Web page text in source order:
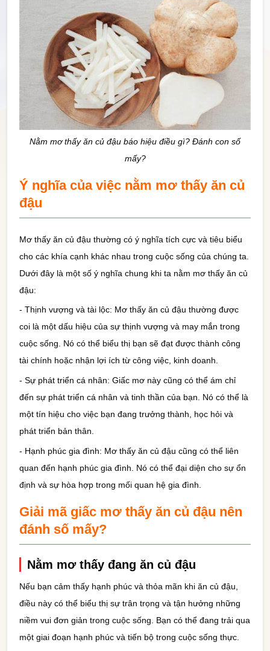
Nằm mơ thấy ăn củ đậu báo hiệu điều gì? Đánh con số
mấy?
Ý nghĩa của việc nằm mơ thấy ăn củ
đậu
Mơ thấy ăn củ đậu thường có ý nghĩa tích cực và tiêu biểu
cho các khía cạnh khác nhau trong cuộc sống của chúng ta.
Dưới đây là một số ý nghĩa chung khi ta nằm mơ thấy ăn củ
đậu:
- Thịnh vượng và tài lộc: Mơ thấy ăn củ đậu thường được
coi là một dấu hiệu của sự thịnh vượng và may mắn trong
cuộc sống. Nó có thể biểu thị bạn sẽ đạt được thành công
tài chính hoặc nhận lợi ích từ công việc, kinh doanh.
- Sự phát triển cá nhân: Giấc mơ này cũng có thể ám chỉ
đến sự phát triển cá nhân và tinh thần của bạn. Nó có thể là
một tín hiệu cho việc bạn đang trưởng thành, học hỏi và
phát triển bản thân.
- Hạnh phúc gia đình: Mơ thấy ăn củ đậu cũng có thể liên
quan đến hạnh phúc gia đình. Nó có thể đại diện cho sự ổn
định và sự hòa hợp trong mối quan hệ gia đình.
Giải mã giấc mơ thấy ăn củ đậu nên
đánh số mấy?
Nằm mơ thấy đang ăn củ đậu
Nếu bạn cảm thấy hạnh phúc và thỏa mãn khi ăn củ đậu,
điều này có thể biểu thị sự trân trọng và tận hưởng những
niềm vui đơn giản trong cuộc sống. Bạn có thể đang trải qua
một giai đoạn hạnh phúc và tiến bộ trong cuộc sống thực.